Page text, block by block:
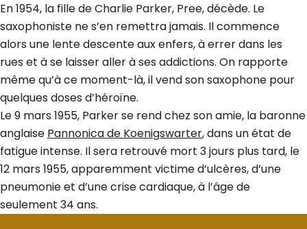
En 1954, la fille de Charlie Parker, Pree, décède. Le
saxophoniste ne s’en remettra jamais. Il commence
alors une lente descente aux enfers, à errer dans les
rues et à se laisser aller à ses addictions. On rapporte
même qu’à ce moment-là, il vend son saxophone pour
quelques doses d’héroïne.
Le 9 mars 1955, Parker se rend chez son amie, la baronne
anglaise Pannonica de Koenigswarter, dans un état de
fatigue intense. Il sera retrouvé mort 3 jours plus tard, le
12 mars 1955, apparemment victime d’ulcères, d’une
pneumonie et d’une crise cardiaque, à l’âge de
seulement 34 ans.